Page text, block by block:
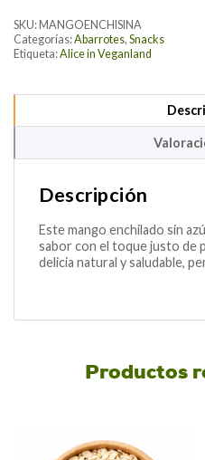
SKU: MANGOENCHISINA
Categorías:Abarrotes, Snacks
Etiqueta:Alice in Veganland
Descripción
Este mango enchilado sin
sabor con el toque justo de
delicia natural y saludable,
Productos